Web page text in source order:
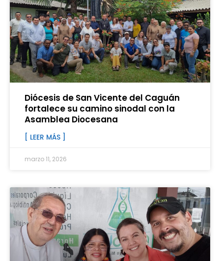
Diócesis de San Vicente del Caguán
fortalece su camino sinodal con la
Asamblea Diocesana
[ LEER MÁS ]
marzo 11, 2026